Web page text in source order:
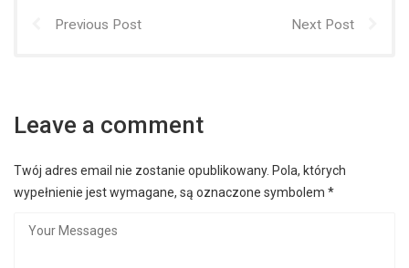
Previous Post Next Post
Leave a comment
Twój adres email nie zostanie opublikowany. Pola, których
wypełnienie jest wymagane, są oznaczone symbolem *